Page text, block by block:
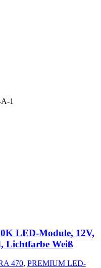
1
LED-Module, 12V,
Lichtfarbe Weiß
470, PREMIUM LED-